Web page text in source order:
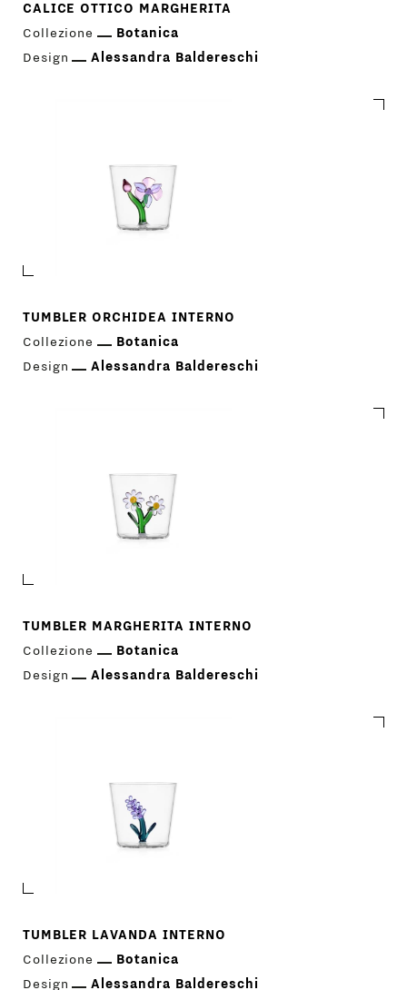
Scarica Il Catalogo
CALICE OTTICO MARGHERITA
Collezione
Botanica
Design
Alessandra Baldereschi
TUMBLER ORCHIDEA INTERNO
Collezione
Botanica
Design
Alessandra Baldereschi
TUMBLER MARGHERITA INTERNO
Collezione
Botanica
Design
Alessandra Baldereschi
TUMBLER LAVANDA INTERNO
Collezione
Botanica
Design
Alessandra Baldereschi